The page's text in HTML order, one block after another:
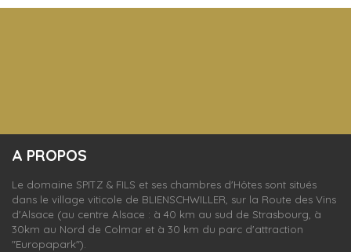
A PROPOS
Le domaine SPITZ & FILS et ses chambres d'Hôtes sont situés
dans le village viticole de BLIENSCHWILLER, sur la Route des Vins
d'Alsace (au centre Alsace : à 40 km au sud de Strasbourg, à
30km au Nord de Colmar et à 30 km du parc d'attraction
"Europapark").